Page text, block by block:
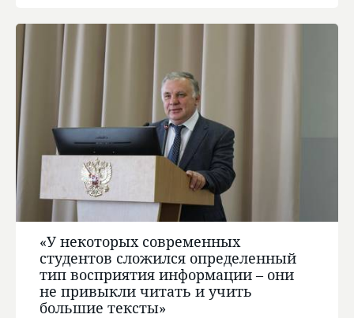
«У некоторых современных
студентов сложился определенный
тип восприятия информации – они
не привыкли читать и учить
большие тексты»